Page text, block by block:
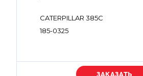
CATERPILLAR 385C
185-0325
Уточняйте цену